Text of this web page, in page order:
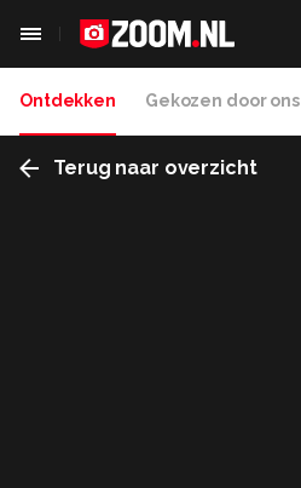
Ontdekken Gekozen door ons
Terug naar overzicht